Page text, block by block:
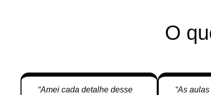
O
“Amei cada detalhe desse
“As